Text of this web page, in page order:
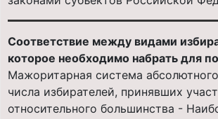
Соответствие между видами
которое необходимо набрать для
Мажоритарная система
числа избирателей, принявших
относительного большинства -